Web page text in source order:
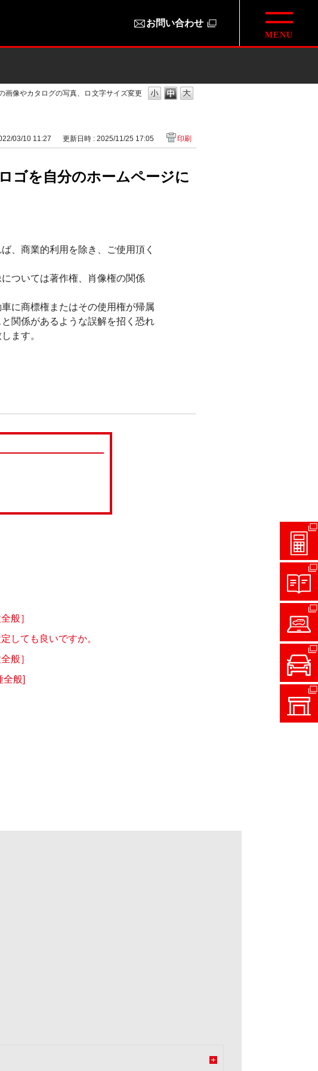
お問い合わせ
文字サイズ変更
画像やカタログの写真、ロ
03/10 11:27 更新日時 : 2025/11/25 17:05 印刷
ゴを自分のホームページに
、商業的利用を除き、ご使用頂く
ついては著作権、肖像権の関係
に商標権またはその使用権が帰属
関係があるような誤解を招く恐れ
ます。
般］
しても良いですか。
般］
全般]